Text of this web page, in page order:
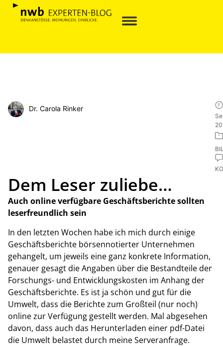
Dr. Carola Rinker
Dem Leser zuliebe…
Auch online verfügbare Geschäftsberichte sollten
leserfreundlich sein
In den letzten Wochen habe ich mich durch einige
Geschäftsberichte börsennotierter Unternehmen
gehangelt, um jeweils eine ganz konkrete Information,
genauer gesagt die Angaben über die Bestandteile der
Forschungs- und Entwicklungskosten im Anhang der
Geschäftsberichte. Es ist ja schön und gut für die
Umwelt, dass die Berichte zum Großteil (nur noch)
online zur Verfügung gestellt werden. Mal abgesehen
davon, dass auch das Herunterladen einer pdf-Datei
die Umwelt belastet durch meine Serveranfrage.